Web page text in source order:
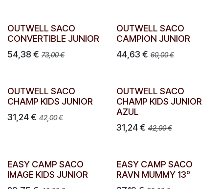
OUTWELL SACO
CONVERTIBLE JUNIOR
54,38 € 73,00€
OUTWELL SACO
CAMPION JUNIOR
44,63 € 60,00€
OUTWELL SACO
CHAMP KIDS JUNIOR
31,24€ 42,00€
OUTWELL SACO
CHAMP KIDS JUNIOR
AZUL
31,24€ 42,00€
EASY CAMP SACO
IMAGE KIDS JUNIOR
EASY CAMP SACO
RAVN MUMMY 13º